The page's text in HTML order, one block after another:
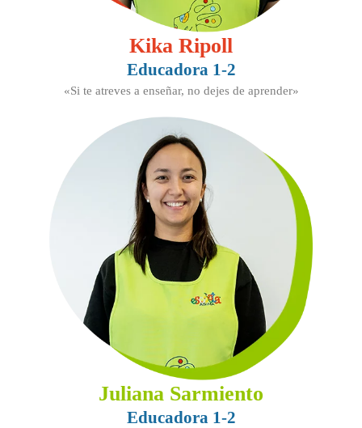
Kika Ripoll
Educadora 1-2
«Si te atreves a enseñar, no dejes de aprender»
Juliana Sarmiento
Educadora 1-2